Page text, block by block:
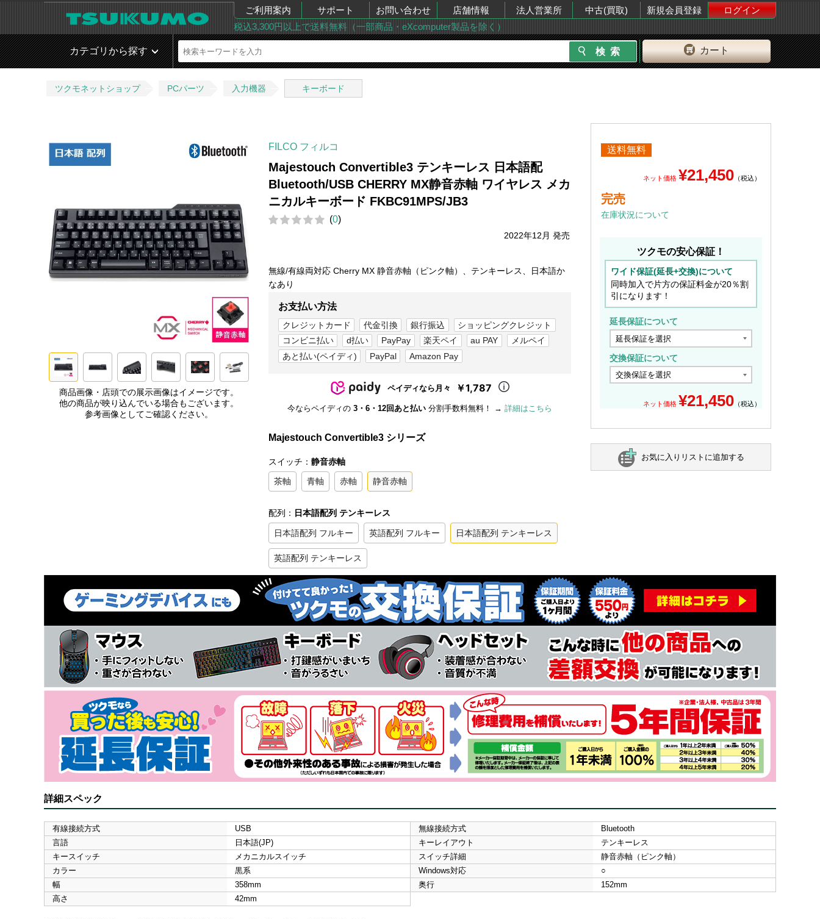
ご利用案内 サポート お問い合わせ 店舗情報 法人営業所 中古(買取) 新規会員登録
ログイン
税込3,300円以上で送料無料（一部商品・eXcomputer製品を除く）
カート
カテゴリから探す
ツクモネットショップ PCパーツ 入力機器 キーボード
商品画像・店頭での展示画像はイメージです。
他の商品が映り込んでいる場合もございます。
参考画像としてご確認ください。
FILCO フィルコ
Majestouch Convertible3 テンキーレス 日本語配
Bluetooth/USB CHERRY MX静音赤軸 ワイヤレス メカ
ニカルキーボード FKBC91MPS/JB3
(0)
2022年12月 発売
無線/有線両対応 Cherry MX 静音赤軸（ピンク軸）、テンキーレス、日本語か
なあり
お支払い方法
クレジットカード 代金引換 銀行振込
ショッピングクレジット
コンビニ払い
d払い PayPay 楽天ペイ au PAY
メルペイ
あと払い(ペイディ)
PayPal Amazon Pay
ペイディなら月々 ￥1,787
今ならペイディの 3・6・12回あと払い 分割手数料無料！ → 詳細はこちら
Majestouch Convertible3 シリーズ
スイッチ： 静音赤軸
茶軸 青軸 赤軸 静音赤軸
配列： 日本語配列 テンキーレス
日本語配列 フルキー 英語配列 フルキー 日本語配列 テンキーレス
英語配列 テンキーレス
送料無料
ネット価格 ¥21,450 （税込）
完売
在庫状況について
ツクモの安心保証！
ワイド保証(延長+交換)について
同時加入で片方の保証料金が20％割
引になります！
延長保証について
交換保証について
ネット価格 ¥21,450 （税込）
お気に入りリストに追加する
詳細スペック
有線接続方式 USB 無線接続方式
Bluetooth
言語
日本語(JP) キーレイアウト
テンキーレス
キースイッチ
メカニカルスイッチ スイッチ詳細
静音赤軸（ピンク軸）
カラー
黒系 Windows対応
○
幅
358mm 奥行
152mm
高さ
42mm